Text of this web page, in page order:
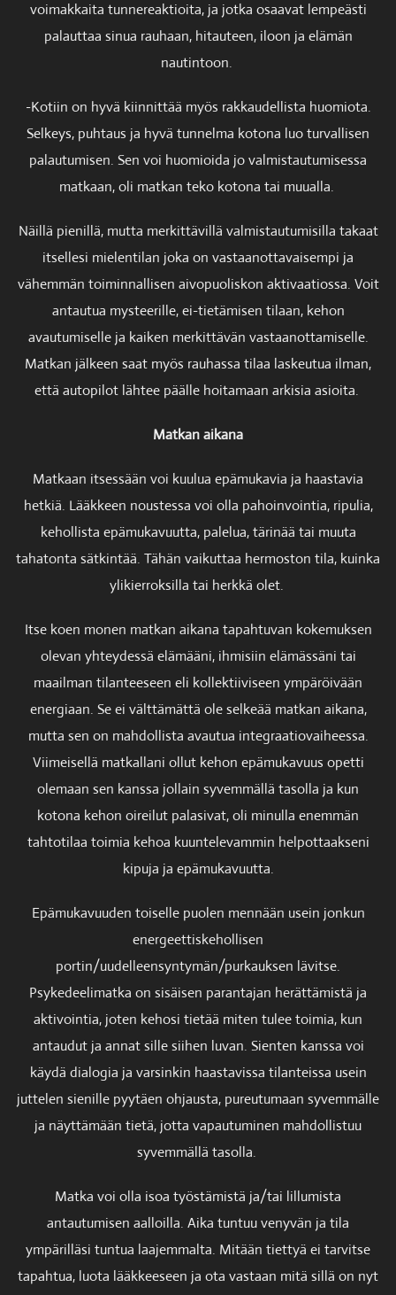
voimakkaita tunnereaktioita, ja jotka osaavat lempeästi
palauttaa sinua rauhaan, hitauteen, iloon ja elämän
nautintoon.
-Kotiin on hyvä kiinnittää myös rakkaudellista huomiota.
Selkeys, puhtaus ja hyvä tunnelma kotona luo turvallisen
palautumisen. Sen voi huomioida jo valmistautumisessa
matkaan, oli matkan teko kotona tai muualla.
Näillä pienillä, mutta merkittävillä valmistautumisilla takaat
itsellesi mielentilan joka on vastaanottavaisempi ja
vähemmän toiminnallisen aivopuoliskon aktivaatiossa. Voit
antautua mysteerille, ei-tietämisen tilaan, kehon
avautumiselle ja kaiken merkittävän vastaanottamiselle.
Matkan jälkeen saat myös rauhassa tilaa laskeutua ilman,
että autopilot lähtee päälle hoitamaan arkisia asioita.
Matkan aikana
Matkaan itsessään voi kuulua epämukavia ja haastavia
hetkiä. Lääkkeen noustessa voi olla pahoinvointia, ripulia,
kehollista epämukavuutta, palelua, tärinää tai muuta
tahatonta sätkintää. Tähän vaikuttaa hermoston tila, kuinka
ylikierroksilla tai herkkä olet.
Itse koen monen matkan aikana tapahtuvan kokemuksen
olevan yhteydessä elämääni, ihmisiin elämässäni tai
maailman tilanteeseen eli kollektiiviseen ympäröivään
energiaan. Se ei välttämättä ole selkeää matkan aikana,
mutta sen on mahdollista avautua integraatiovaiheessa.
Viimeisellä matkallani ollut kehon epämukavuus opetti
olemaan sen kanssa jollain syvemmällä tasolla ja kun
kotona kehon oireilut palasivat, oli minulla enemmän
tahtotilaa toimia kehoa kuuntelevammin helpottaakseni
kipuja ja epämukavuutta.
Epämukavuuden toiselle puolen mennään usein jonkun
energeettiskehollisen
portin/uudelleensyntymän/purkauksen lävitse.
Psykedeelimatka on sisäisen parantajan herättämistä ja
aktivointia, joten kehosi tietää miten tulee toimia, kun
antaudut ja annat sille siihen luvan. Sienten kanssa voi
käydä dialogia ja varsinkin haastavissa tilanteissa usein
juttelen sienille pyytäen ohjausta, pureutumaan syvemmälle
ja näyttämään tietä, jotta vapautuminen mahdollistuu
syvemmällä tasolla.
Matka voi olla isoa työstämistä ja/tai lillumista
antautumisen aalloilla. Aika tuntuu venyvän ja tila
ympärilläsi tuntua laajemmalta. Mitään tiettyä ei tarvitse
tapahtua, luota lääkkeeseen ja ota vastaan mitä sillä on nyt